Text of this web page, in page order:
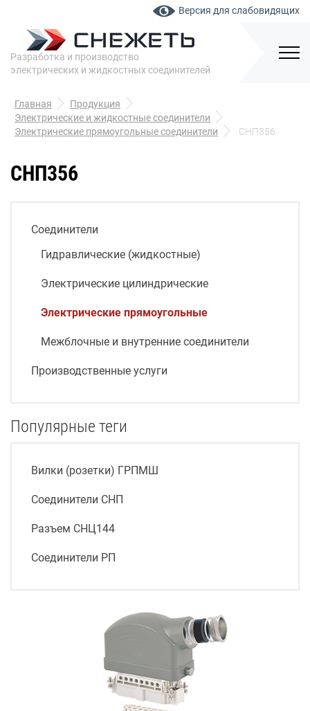
Версия для слабовидящих
Разработка и производство
электрических и жидкостных соединителей
Главная
Продукция
Электрические и жидкостные соединители
Электрические прямоугольные соединители
СНП356
СНП356
Соединители
Гидравлические (жидкостные)
Электрические цилиндрические
Электрические прямоугольные
Межблочные и внутренние соединители
Производственные услуги
Популярные теги
Вилки (розетки) ГРПМШ
Соединители СНП
Разъем СНЦ144
Соединители РП